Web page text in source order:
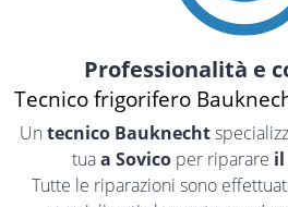
Professionalità e
Tecnico frigorifero
Un tecnico Bauknecht
tuaa Sovico per riparare
Tutte le riparazioni sono